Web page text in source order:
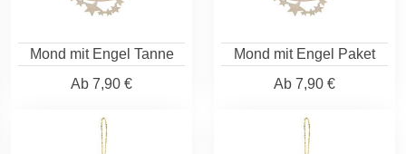
Mond mit Engel Tanne
Ab 7,90 €
Mond mit Engel Paket
Ab 7,90 €